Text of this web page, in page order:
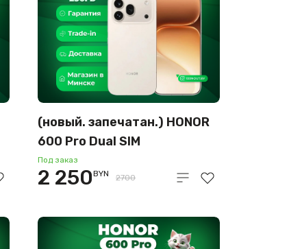
(новый. запечатан.) HONOR
600 Pro Dual SIM
12GB/256GB
международная версия
Под заказ
2 250BYN 2700